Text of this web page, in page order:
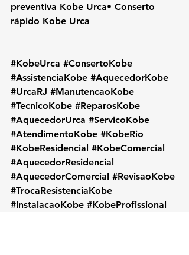
preventiva Kobe Urca• Conserto
rápido Kobe Urca
#KobeUrca #ConsertoKobe
#AssistenciaKobe #AquecedorKobe
#UrcaRJ #ManutencaoKobe
#TecnicoKobe #ReparosKobe
#AquecedorUrca #ServicoKobe
#AtendimentoKobe #KobeRio
#KobeResidencial #KobeComercial
#AquecedorResidencial
#AquecedorComercial #RevisaoKobe
#TrocaResistenciaKobe
#InstalacaoKobe #KobeProfissional